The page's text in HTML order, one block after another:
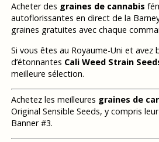
Acheter des graines de cannabis
autoflorissantes en direct de la
graines gratuites avec chaque
Si vous êtes au Royaume-Uni et avez
d’étonnantes Cali Weed Strain
meilleure sélection.
Achetez les meilleures graines de
Original Sensible Seeds, y compris
Banner #3.